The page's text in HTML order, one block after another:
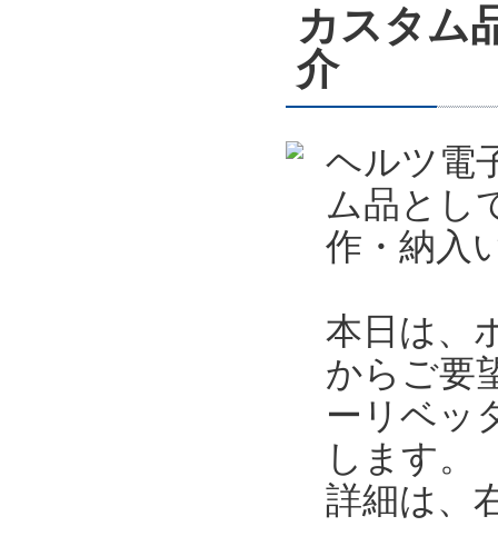
カスタム
介
ヘルツ電
ム品とし
作・納入
本日は、
からご要
ーリベッ
します。
詳細は、